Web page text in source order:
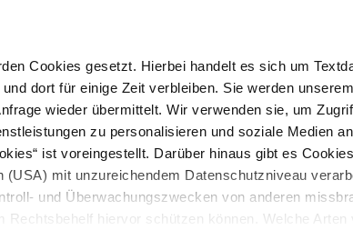
Cookies gesetzt. Hierbei handelt es sich um
dort für einige Zeit verbleiben. Sie werden
wieder übermittelt. Wir verwenden sie, um
zu personalisieren und soziale Medien
ist voreingestellt. Darüber hinaus gibt es
(USA) mit unzureichendem Datenschutzniveau
und Überwachungszwecken von anderen
Rechtsbehelf hiervor schützen können. Welche Arten